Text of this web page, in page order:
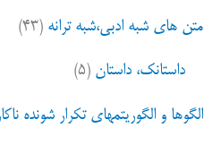
متن های شبه ادبی،شبه ترانه (۴۳)
داستانک، داستان (۵)
الگوها و الگوریتمهای تکرار شونده